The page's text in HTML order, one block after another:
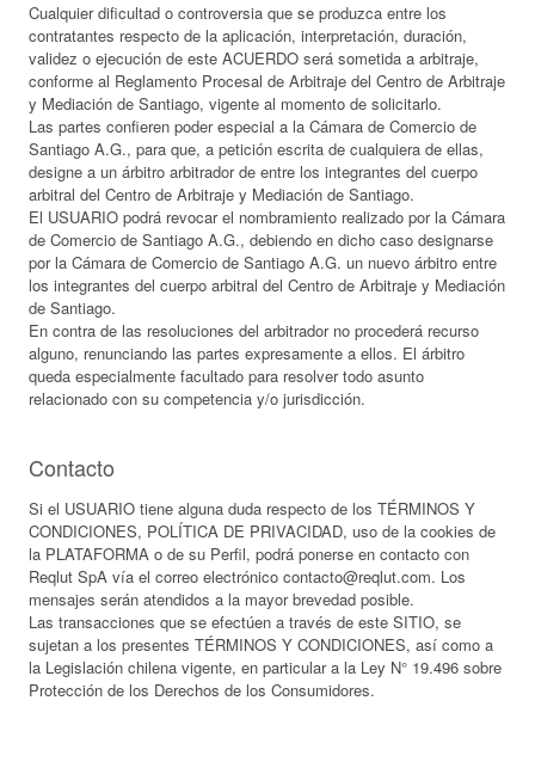
Cualquier dificultad o controversia que se produzca entre los
contratantes respecto de la aplicación, interpretación, duración,
validez o ejecución de este ACUERDO será sometida a arbitraje,
conforme al Reglamento Procesal de Arbitraje del Centro de Arbitraje
y Mediación de Santiago, vigente al momento de solicitarlo.
Las partes confieren poder especial a la Cámara de Comercio de
Santiago A.G., para que, a petición escrita de cualquiera de ellas,
designe a un árbitro arbitrador de entre los integrantes del cuerpo
arbitral del Centro de Arbitraje y Mediación de Santiago.
El USUARIO podrá revocar el nombramiento realizado por la Cámara
de Comercio de Santiago A.G., debiendo en dicho caso designarse
por la Cámara de Comercio de Santiago A.G. un nuevo árbitro entre
los integrantes del cuerpo arbitral del Centro de Arbitraje y Mediación
de Santiago.
En contra de las resoluciones del arbitrador no procederá recurso
alguno, renunciando las partes expresamente a ellos. El árbitro
queda especialmente facultado para resolver todo asunto
relacionado con su competencia y/o jurisdicción.
Contacto
Si el USUARIO tiene alguna duda respecto de los TÉRMINOS Y
CONDICIONES, POLÍTICA DE PRIVACIDAD, uso de la cookies de
la PLATAFORMA o de su Perfil, podrá ponerse en contacto con
Reqlut SpA vía el correo electrónico contacto@reqlut.com. Los
mensajes serán atendidos a la mayor brevedad posible.
Las transacciones que se efectúen a través de este SITIO, se
sujetan a los presentes TÉRMINOS Y CONDICIONES, así como a
la Legislación chilena vigente, en particular a la Ley N° 19.496 sobre
Protección de los Derechos de los Consumidores.